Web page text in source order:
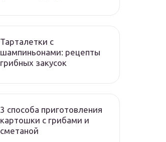
Тарталетки с
шампиньонами: рецепты
грибных закусок
3 способа приготовления
картошки с грибами и
сметаной